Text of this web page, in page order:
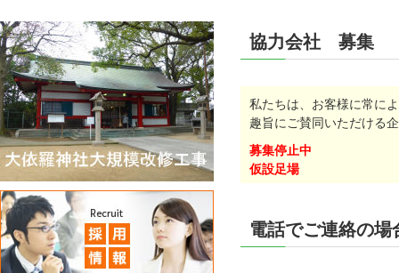
協力会社 募集
私たちは、お客様に常に
趣旨にご賛同いただける
募集停止中
仮設足場
電話でご連絡の場